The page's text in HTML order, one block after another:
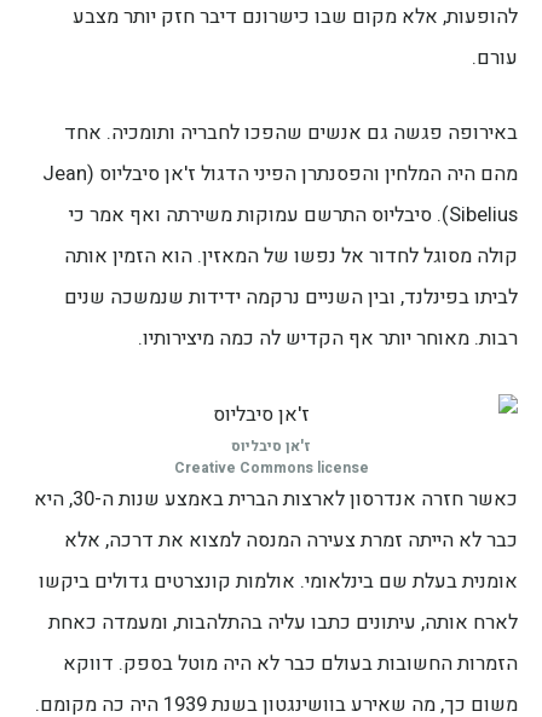
להופעות, אלא מקום שבו כישרונם דיבר חזק יותר מצבע
עורם.
באירופה פגשה גם אנשים שהפכו לחבריה ותומכיה. אחד
מהם היה המלחין והפסנתרן הפיני הדגול ז'אן סיבליוס (Jean
Sibelius). סיבליוס התרשם עמוקות משירתה ואף אמר כי
קולה מסוגל לחדור אל נפשו של המאזין. הוא הזמין אותה
לביתו בפינלנד, ובין השניים נרקמה ידידות שנמשכה שנים
רבות. מאוחר יותר אף הקדיש לה כמה מיצירותיו.
ז'אן סיבליוס
Creative Commons license
כאשר חזרה אנדרסון לארצות הברית באמצע שנות ה-30, היא
כבר לא הייתה זמרת צעירה המנסה למצוא את דרכה, אלא
אומנית בעלת שם בינלאומי. אולמות קונצרטים גדולים ביקשו
לארח אותה, עיתונים כתבו עליה בהתלהבות, ומעמדה כאחת
הזמרות החשובות בעולם כבר לא היה מוטל בספק. דווקא
משום כך, מה שאירע בוושינגטון בשנת 1939 היה כה מקומם.